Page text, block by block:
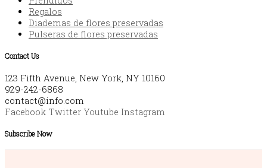
Regalos
Diademas de flores preservadas
Pulseras de flores preservadas
Contact Us
123 Fifth Avenue, New York, NY 10160
929-242-6868
contact@info.com
Facebook Twitter Youtube Instagram
Subscribe Now